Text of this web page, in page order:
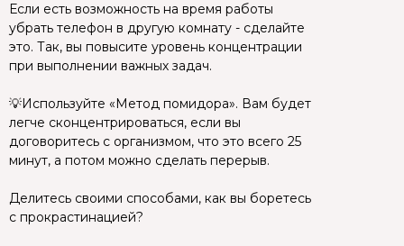
Если есть возможность на время работы
убрать телефон в другую комнату - сделайте
это. Так, вы повысите уровень концентрации
при выполнении важных задач.
💡Используйте «Метод помидора». Вам будет
легче сконцентрироваться, если вы
договоритесь с организмом, что это всего 25
минут, а потом можно сделать перерыв.
Делитесь своими способами, как вы боретесь
с прокрастинацией?